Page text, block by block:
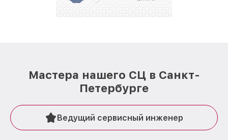
Мастера нашего СЦ в Санкт-
Петербурге
Ведущий сервисный инженер